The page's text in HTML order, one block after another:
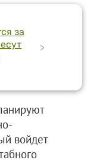
за
>
войдет